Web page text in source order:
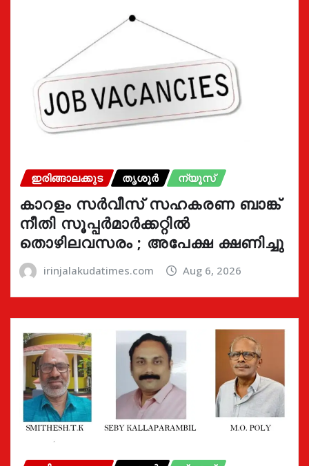
ഇരിങ്ങാലക്കുട തൃശൂർ ന്യൂസ്
കാറളം സർവീസ് സഹകരണ ബാങ്ക്
നീതി സൂപ്പർമാർക്കറ്റിൽ
തൊഴിലവസരം ; അപേക്ഷ ക്ഷണിച്ചു
irinjalakudatimes.com Aug 6, 2026